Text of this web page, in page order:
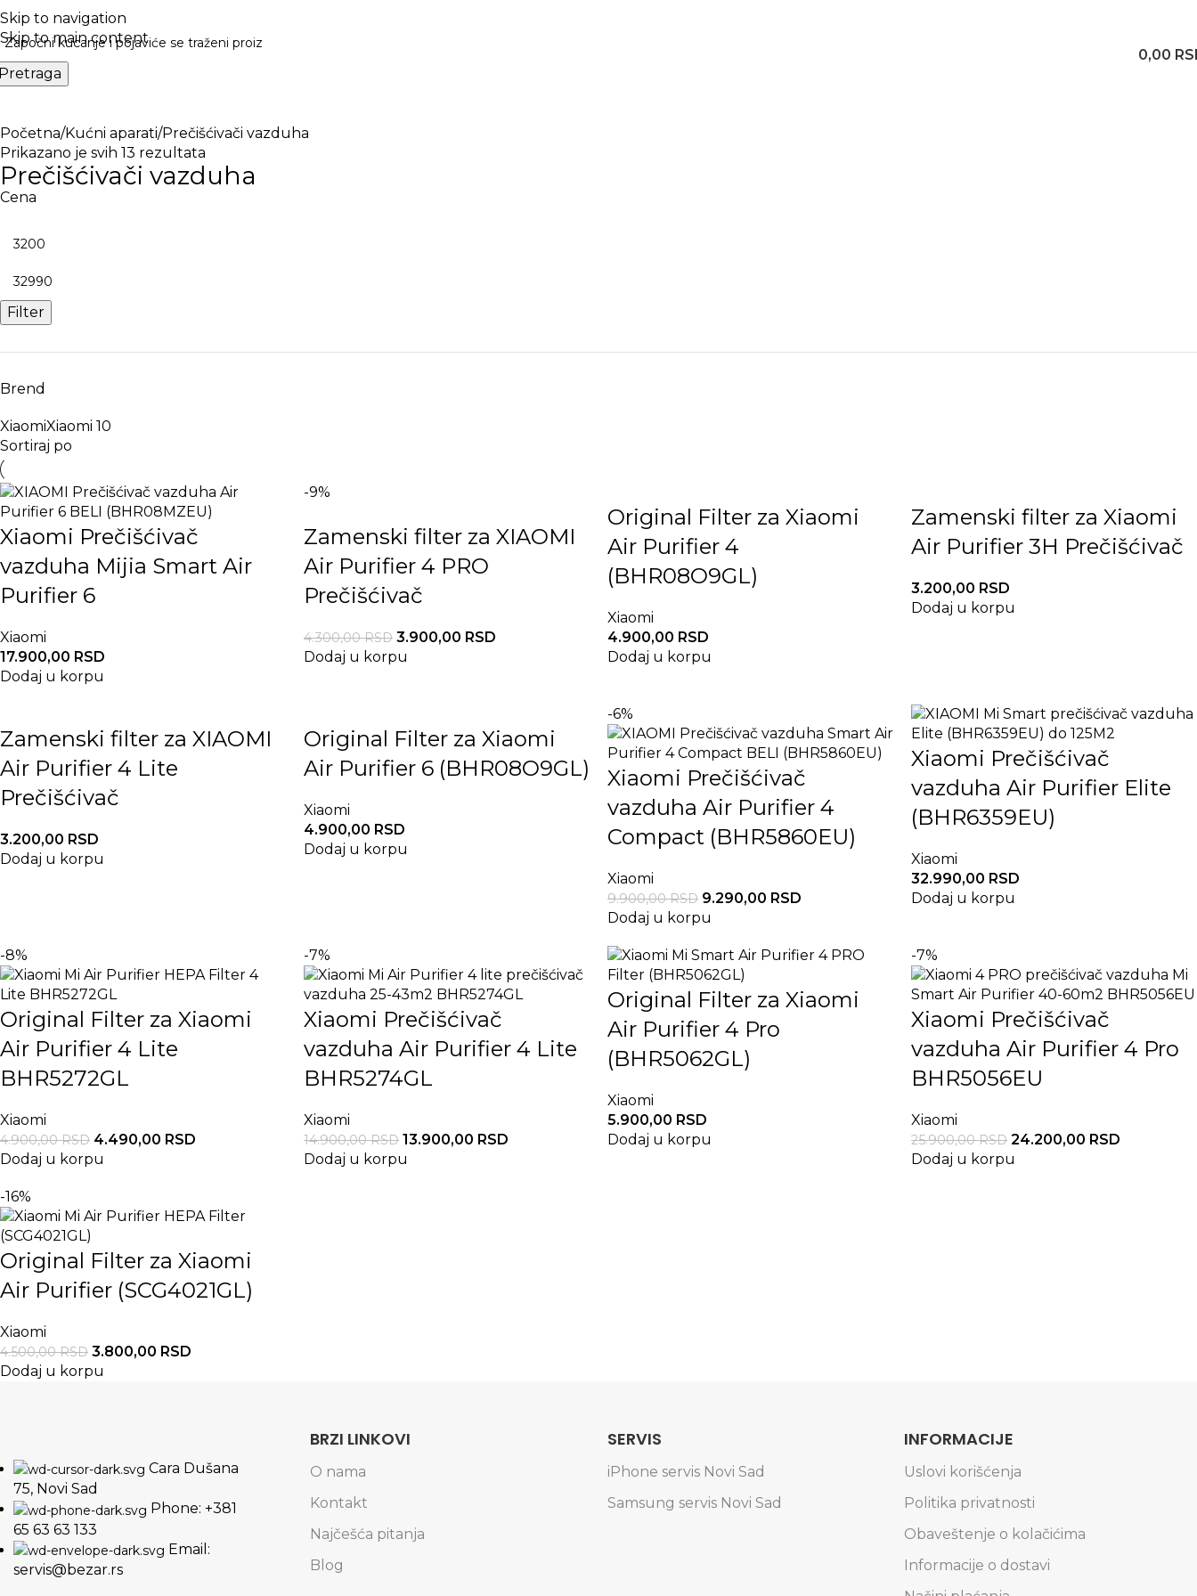
Skip to navigation
Skip to main content
DOSTAVA PREKO 5000 RSD
0,00
Početna Kućni aparati Prečišćivači vazduha
Prikazano je svih 13 rezultata
Prečišćivači vazduha
Cena
Filter
Brend
XiaomiXiaomi 10
Sortiraj po
Xiaomi Prečišćivač
vazduha Mijia Smart Air
Purifier 6
Xiaomi
17.900,00 RSD
Dodaj u korpu
-9%
Zamenski filter za XIAOMI
Air Purifier 4 PRO
Prečišćivač
4.300,00RSD 3.900,00 RSD
Dodaj u korpu
Original Filter za Xiaomi
Air Purifier 4
(BHR08O9GL)
Xiaomi
4.900,00 RSD
Dodaj u korpu
Zamenski filter za Xiaomi
Air Purifier 3H Prečišćivač
3.200,00 RSD
Dodaj u korpu
Zamenski filter za XIAOMI
Air Purifier 4 Lite
Prečišćivač
3.200,00 RSD
Dodaj u korpu
Original Filter za Xiaomi
Air Purifier 6 (BHR08O9GL)
Xiaomi
4.900,00 RSD
Dodaj u korpu
-6%
Xiaomi Prečišćivač
vazduha Air Purifier 4
Compact (BHR5860EU)
Xiaomi
9.900,00RSD 9.290,00 RSD
Dodaj u korpu
Xiaomi Prečišćivač
vazduha Air Purifier Elite
(BHR6359EU)
Xiaomi
32.990,00 RSD
Dodaj u korpu
-8%
Original Filter za Xiaomi
Air Purifier 4 Lite
BHR5272GL
Xiaomi
4.900,00RSD 4.490,00 RSD
Dodaj u korpu
-7%
Xiaomi Prečišćivač
vazduha Air Purifier 4 Lite
BHR5274GL
Xiaomi
14.900,00RSD 13.900,00 RSD
Dodaj u korpu
Original Filter za Xiaomi
Air Purifier 4 Pro
(BHR5062GL)
Xiaomi
5.900,00 RSD
Dodaj u korpu
-7%
Xiaomi Prečišćivač
vazduha Air Purifier 4 Pro
BHR5056EU
Xiaomi
25.900,00RSD 24.200,00 RSD
Dodaj u korpu
-16%
Original Filter za Xiaomi
Air Purifier (SCG4021GL)
Xiaomi
4.500,00RSD 3.800,00 RSD
Dodaj u korpu
Cara Dušana
75, Novi Sad
Phone: +381
65 63 63 133
Email:
servis@bezar.rs
BRZI LINKOVI
O nama
Kontakt
Najčešća pitanja
Blog
SERVIS
iPhone servis Novi Sad
Samsung servis Novi Sad
INFORMACIJE
Uslovi korišćenja
Politika privatnosti
Obaveštenje o kolačićima
Informacije o dostavi